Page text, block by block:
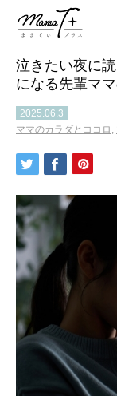
泣きたい夜に
になる先輩マ
2025.06.3
ママのカラダとココロ ,
トップ
ママのカラダ
セカンドキャ
暮らしの小ワ
子育て
季節の行事
特集
ままてぃ編集